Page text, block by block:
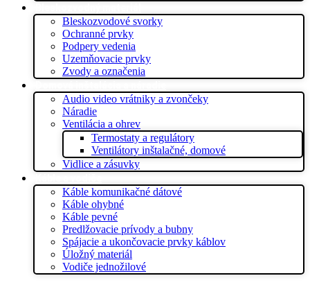
Bleskozvodové svorky
Ochranné prvky
Podpery vedenia
Uzemňovacie prvky
Zvody a označenia
Audio video vrátniky a zvončeky
Náradie
Ventilácia a ohrev
Termostaty a regulátory
Ventilátory inštalačné, domové
Vidlice a zásuvky
Káble komunikačné dátové
Káble ohybné
Káble pevné
Predlžovacie prívody a bubny
Spájacie a ukončovacie prvky káblov
Úložný materiál
Vodiče jednožilové